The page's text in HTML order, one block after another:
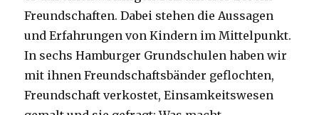
Freundschaften. Dabei stehen die Aussagen
und Erfahrungen von Kindern im Mittelpunkt.
In sechs Hamburger Grundschulen haben wir
mit ihnen Freundschaftsbänder geflochten,
Freundschaft verkostet, Einsamkeitswesen